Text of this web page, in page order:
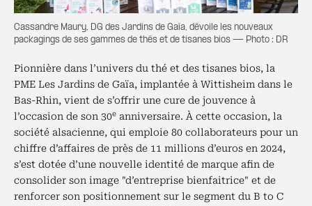
Cassandre Maury, DG des Jardins de Gaïa, dévoile les nouveaux
packagings de ses gammes de thés et de tisanes bios — Photo : DR
Pionnière dans l’univers du thé et des tisanes bios, la
PME Les Jardins de Gaïa, implantée à Wittisheim dans le
Bas-Rhin, vient de s’offrir une cure de jouvence à
l’occasion de son 30e anniversaire. À cette occasion, la
société alsacienne, qui emploie 80 collaborateurs pour un
chiffre d’affaires de près de 11 millions d’euros en 2024,
s’est dotée d’une nouvelle identité de marque afin de
consolider son image "d’entreprise bienfaitrice" et de
renforcer son positionnement sur le segment du B to C